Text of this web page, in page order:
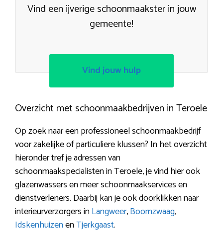
Vind een ijverige schoonmaakster in jouw
gemeente!
Vind jouw hulp
Overzicht met schoonmaakbedrijven in Teroele
Op zoek naar een professioneel schoonmaakbedrijf
voor zakelijke of particuliere klussen? In het overzicht
hieronder tref je adressen van
schoonmaakspecialisten in Teroele, je vind hier ook
glazenwassers en meer schoonmaakservices en
dienstverleners. Daarbij kan je ook doorklikken naar
interieurverzorgers inLangweer,Boornzwaag,
IdskenhuizenenTjerkgaast.